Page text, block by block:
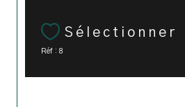
Sélectionner
Réf : 8